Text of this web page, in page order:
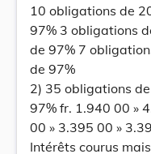
10 obligations de
97% 3 obligations
de 97% 7
de 97%
2) 35 obligations
97% fr. 1.940 00 »
00 » 3.395 00 »
Intérêts courus